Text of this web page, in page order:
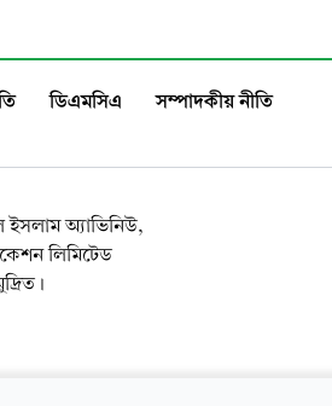
সংস্থা ওয়াফাকে দেওয়া এক
বলেন, গাজা থে
ডিএমসিএ সম্পাদকীয় নীতি
অ্যাভিনিউ,
লিমিটেড